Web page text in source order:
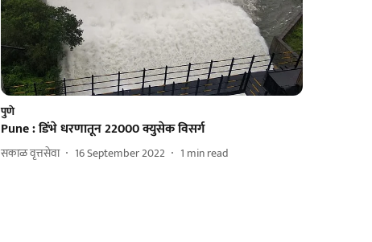
पुणे
Pune : डिंभे धरणातून 22000 क्युसेक विसर्ग
सकाळ वृत्तसेवा 16 September 2022 1 min read